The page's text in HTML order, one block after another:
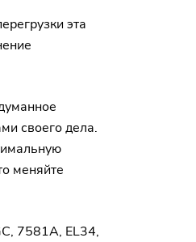
эта
своего дела.
меняйте
7581A, EL34,